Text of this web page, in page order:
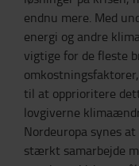
endnu mere. Med
energi og andre
vigtige for de fleste
til at opprioritere
lovgiverne
Nordeuropa synes
stærkt samarbejde